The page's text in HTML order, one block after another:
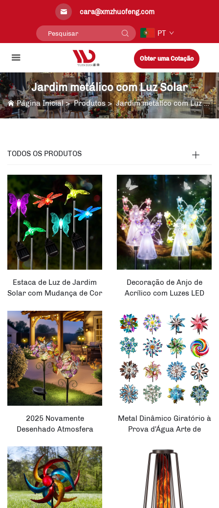
cara@xmzhuofeng.com
PT
Obter uma Cotação
Jardim metálico com Luz Solar
Página Inicial>Produtos>Jardim metálico com Luz Solar
TODOS OS PRODUTOS
Estaca de Luz de Jardim
Solar com Mudança de Cor
Flor/Borboleta/Libélula
Decoração de Anjo de
Acrílico com Luzes LED
Estaca de Jardim
2025 Novamente
Desenhado Atmosfera
Luzes Borboleta
Impermeável Solar
Decoração para Jardim
Terraço
Metal Dinâmico Giratório à
Prova d'Água Arte de
Moinho de Vento em
Estaca